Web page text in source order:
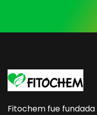
Fitochem fue